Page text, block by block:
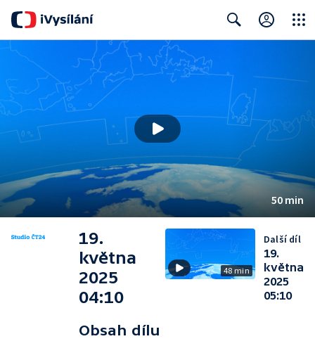
50 min
19.
května
2025
04:10
Obsah dílu
48 min
Další díl
19.
května
2025
05:10